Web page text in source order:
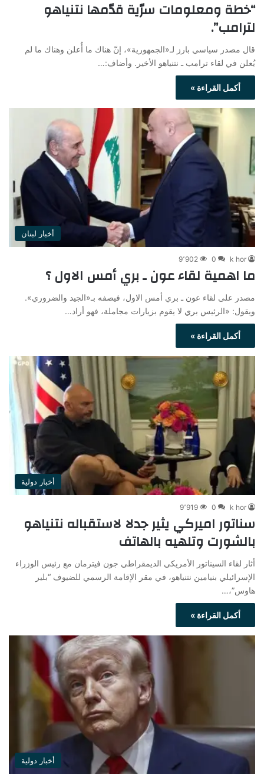
“خطة ومعلومات سرّية قدّمها نتنياهو
لترامب”.
قال مصدر سياسي بارز لـ«الجمهورية»، إنّ هناك ما أُعلن وهناك ما لم
يُعلن في لقاء ترامب ـ نتنياهو الأخير. وأضاف:…
أكمل القراءة »
أخبار لبنان
k hor
0 9٬902
ما اهمية لقاء عون ـ بري أمس الاول ؟
مصدر على لقاء عون ـ بري أمس الاول، فيصفه بـ«الجيد والضروري».
ويقول: «الرئيس بري لا يقوم بزيارات مجاملة، فهو أراد…
أكمل القراءة »
أخبار دولية
k hor
0 9٬919
سناتور اميركي يثير جدلا لاستقباله نتنياهو
بالشورت وتلهيه بالهاتف
أثار لقاء السيناتور الأمريكي الديمقراطي جون فيترمان مع رئيس الوزراء
الإسرائيلي بنيامين نتنياهو، في مقر الإقامة الرسمي للضيوف “بلير
هاوس”،…
أكمل القراءة »
أخبار دولية